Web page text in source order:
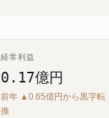
経常利益
0.17億円
前年 ▲0.65億円から黒字転
換